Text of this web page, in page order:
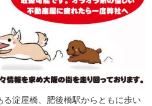
淀屋橋、肥後橋駅からともに歩い